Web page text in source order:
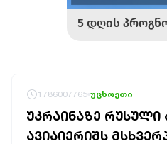
1786007765 უცხოეთი
ᲣᲙᲠᲐᲘᲜᲐᲖᲔ ᲠᲣᲡᲣᲚᲘ
ᲐᲕᲘᲐᲘᲔᲠᲘᲨᲡ